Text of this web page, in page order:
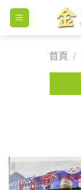
Skip
content
首頁
/